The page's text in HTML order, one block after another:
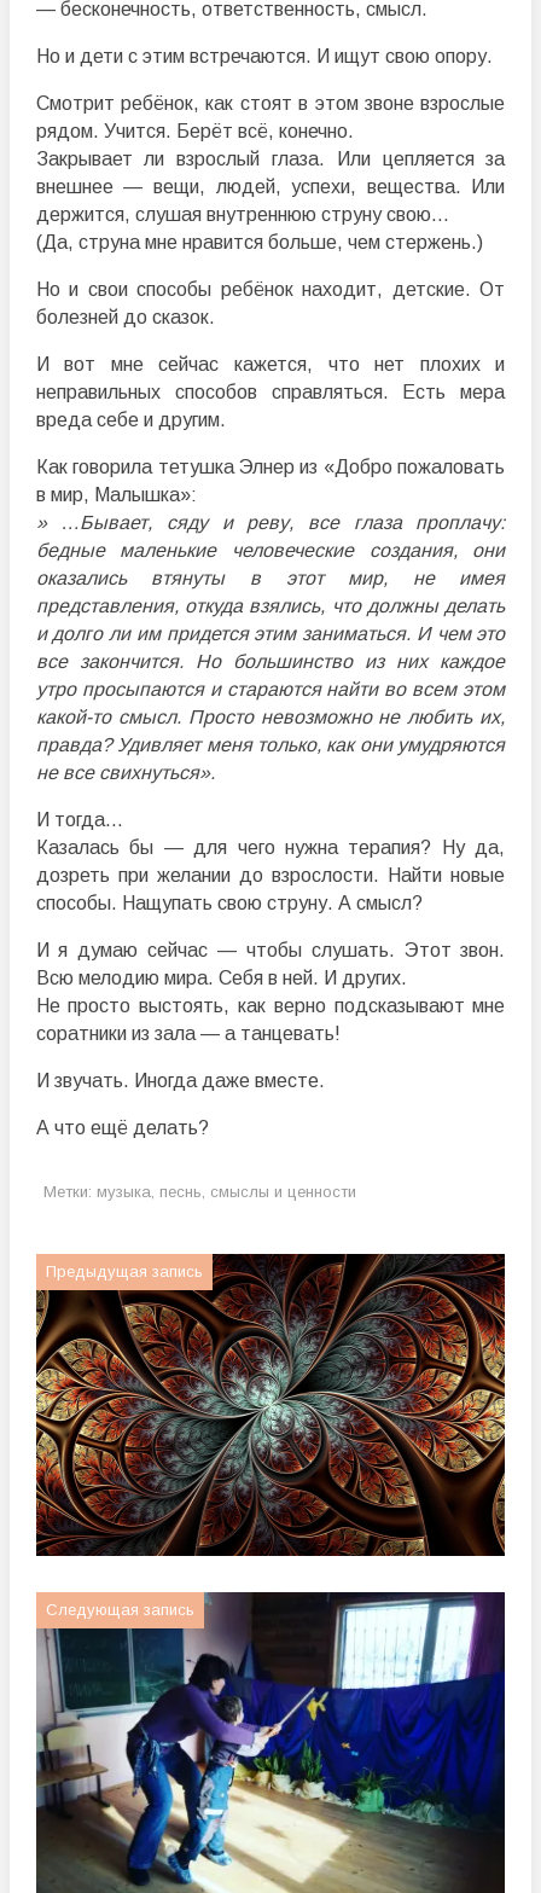
— бесконечность, ответственность, смысл.
Но и дети с этим встречаются. И ищут свою опору.
Смотрит ребёнок, как стоят в этом звоне взрослые
рядом. Учится. Берёт всё, конечно.
Закрывает ли взрослый глаза. Или цепляется за
внешнее — вещи, людей, успехи, вещества. Или
держится, слушая внутреннюю струну свою…
(Да, струна мне нравится больше, чем стержень.)
Но и свои способы ребёнок находит, детские. От
болезней до сказок.
И вот мне сейчас кажется, что нет плохих и
неправильных способов справляться. Есть мера
вреда себе и другим.
Как говорила тетушка Элнер из «Добро пожаловать
в мир, Малышка»:
» …Бывает, сяду и реву, все глаза проплачу:
бедные маленькие человеческие создания, они
оказались втянуты в этот мир, не имея
представления, откуда взялись, что должны делать
и долго ли им придется этим заниматься. И чем это
все закончится. Но большинство из них каждое
утро просыпаются и стараются найти во всем этом
какой-то смысл. Просто невозможно не любить их,
правда? Удивляет меня только, как они умудряются
не все свихнуться».
И тогда…
Казалась бы — для чего нужна терапия? Ну да,
дозреть при желании до взрослости. Найти новые
способы. Нащупать свою струну. А смысл?
И я думаю сейчас — чтобы слушать. Этот звон.
Всю мелодию мира. Себя в ней. И других.
Не просто выстоять, как верно подсказывают мне
соратники из зала — а танцевать!
И звучать. Иногда даже вместе.
А что ещё делать?
Метки: музыка, песнь, смыслы и ценности
Предыдущая запись
Следующая запись